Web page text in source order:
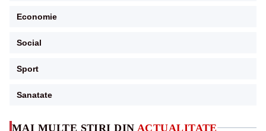
MAI MULTE ȘTIRI DIN ACTUALITATE
Economie
Social
Sport
Sanatate